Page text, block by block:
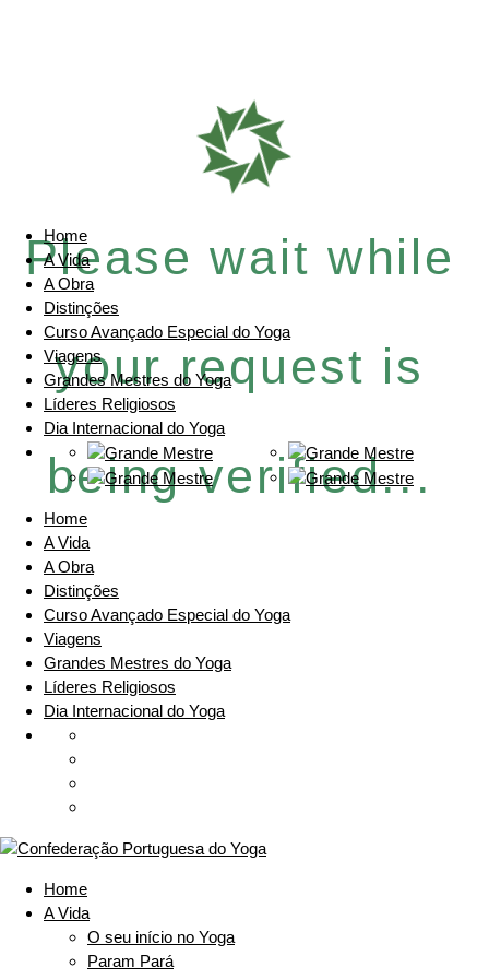
Please wait while
your request is
being verified...
Home
A Vida
A Obra
Distinções
Curso Avançado Especial do Yoga
Viagens
Grandes Mestres do Yoga
Líderes Religiosos
Dia Internacional do Yoga
Home
A Vida
A Obra
Distinções
Curso Avançado Especial do Yoga
Viagens
Grandes Mestres do Yoga
Líderes Religiosos
Dia Internacional do Yoga
Home
A Vida
O seu início no Yoga
Param Pará